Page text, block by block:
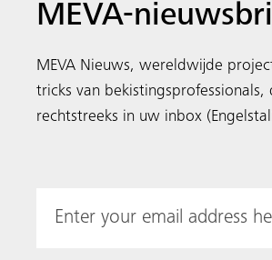
MEVA-
MEVA Nieuws, wereldwijde
tricks van bekistingsprofessionals,
rechtstreeks in uw inbox